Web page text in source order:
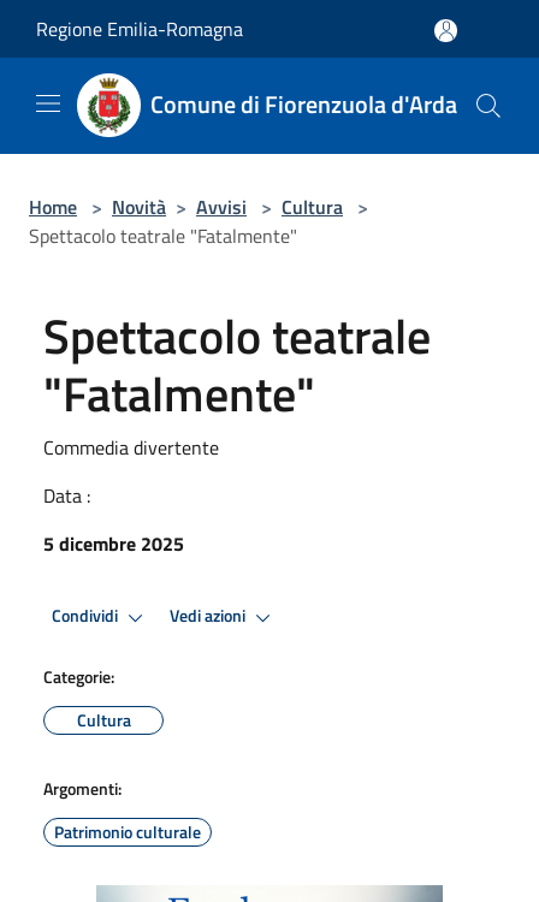
Regione Emilia-Romagna
Comune di Fiorenzuola d'Arda
Home > Novità > Avvisi > Cultura >
Spettacolo teatrale "Fatalmente"
Spettacolo teatrale
"Fatalmente"
Commedia divertente
Data :
5 dicembre 2025
Condividi Vedi azioni
Categorie:
Cultura
Argomenti:
Patrimonio culturale